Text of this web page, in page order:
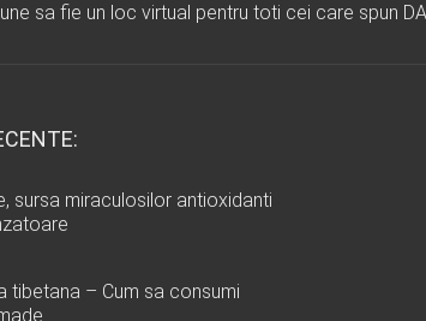
sa fie un loc virtual pentru toti cei care spun
sursa miraculosilor antioxidanti
tibetana – Cum sa consumi